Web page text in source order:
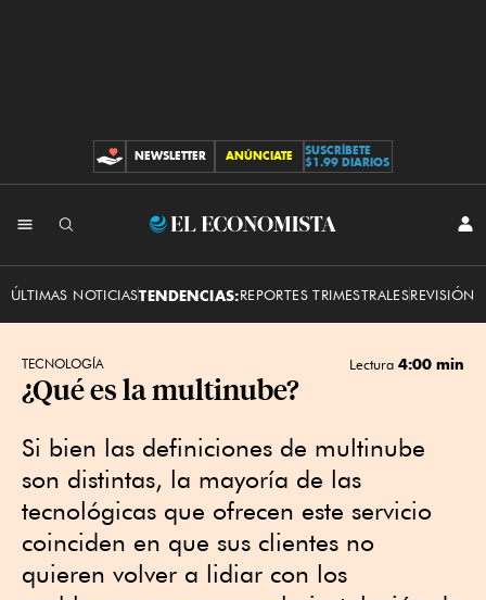
CONTRIBUCIONES
NEWSLETTER ANÚNCIATE
SUSCRÍBETE
$1.99 DIARIOS
El
ÚLTIMAS NOTICIASTENDENCIAS:REPORTES TRIMESTRALESREVISIÓN
TECNOLOGÍA Lectura 4:00 min
¿Qué es la multinube?
Si bien las definiciones de multinube
son distintas, la mayoría de las
tecnológicas que ofrecen este servicio
coinciden en que sus clientes no
quieren volver a lidiar con los